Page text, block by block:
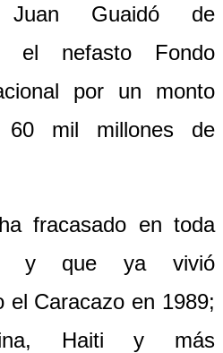
Juan Guaidó de
el nefasto Fondo
por un monto
mil millones de
fracasado en toda
y que ya vivió
el Caracazo en 1989;
Haiti y más